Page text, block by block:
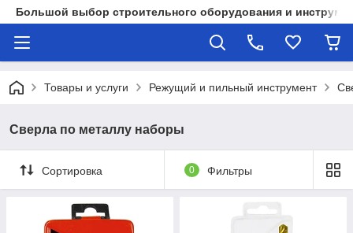
Большой выбор строительного оборудования и
Товары и услуги Режущий и пильный инструмент
Сверла по металлу наборы
Сортировка 0 Фильтры